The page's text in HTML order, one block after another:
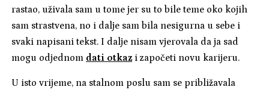
rastao, uživala sam u tome jer su to bile teme oko kojih
sam strastvena, no i dalje sam bila nesigurna u sebe i
svaki napisani tekst. I dalje nisam vjerovala da ja sad
mogu odjednom dati otkaz i započeti novu karijeru.
U isto vrijeme, na stalnom poslu sam se približavala